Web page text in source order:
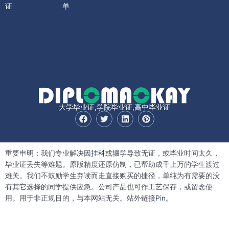
证
单
大学毕业证,学院毕业证,高中毕业证
F
a
o
o
k
T
w
t
e
r
L
i
d
i
n
P
i
r
e
s
t
重要申明：我们专业解决因挂科或辍学导致无证，或毕业时间太久，
毕业证丢失等难题。原版精度还原仿制，已帮助成千上万的学生渡过
难关。我们不鼓励学生弃读而走直接购买的捷径，单纯为有需要的没
有其它选择的同学提供应急。公司产品也可作工艺保存，或留念使
用。用于非正规目的，与本网站无关。站外链接Pin。